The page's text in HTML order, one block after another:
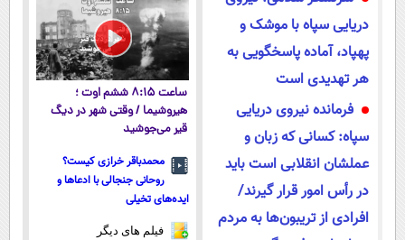
تهران
دریایی سپاه با موشک و
پهپاد، آماده پاسخگویی به
هر تهدیدی است
فرمانده نیروی دریایی
سپاه: کسانی که زبان و
عملشان انقلابی است باید
در رأس امور قرار گیرند/
افرادی از تریبون‌ها به مردم
ساعت ۸:۱۵ ششم اوت ؛
هیروشیما / وقتی شهر در دیگ
قیر می‌جوشید
محمدباقر خرازی کیست؟
روحانی جنجالی با ادعاها و
ایده‌های تخیلی
فیلم های دیگر